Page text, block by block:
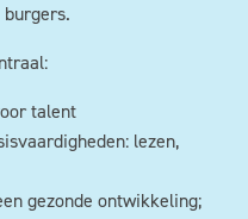
talent
lezen,
gezonde ontwikkeling;